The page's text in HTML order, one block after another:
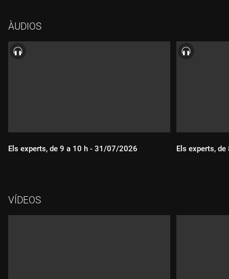
ÀUDIOS
Els experts, de 9 a 10 h - 31/07/2026 Els experts,
VÍDEOS